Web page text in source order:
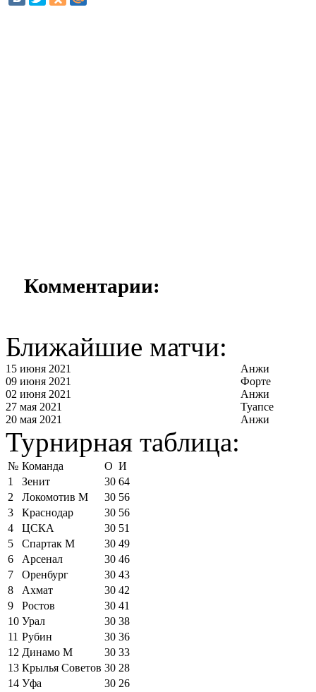
Комментарии:
Ближайшие матчи:
15 июня 2021
Анжи
09 июня 2021
Форте
02 июня 2021
Анжи
27 мая 2021
Туапсе
20 мая 2021
Анжи
Турнирная таблица:
№ Команда О И
1
Зенит 30 64
2
Локомотив М 30 56
3
Краснодар 30 56
4
ЦСКА 30 51
5
Спартак М 30 49
6
Арсенал 30 46
7
Оренбург 30 43
8
Ахмат 30 42
9
Ростов 30 41
10 Урал 30 38
11 Рубин 30 36
12 Динамо М 30 33
13 Крылья Советов 30 28
14 Уфа 30 26